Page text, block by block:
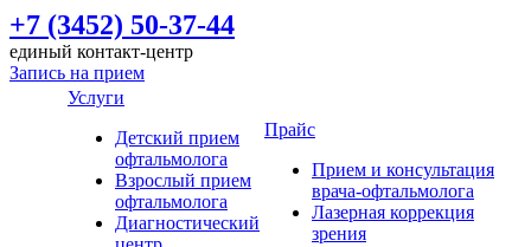
+7 (3452) 50-37-44
единый контакт-центр
Запись на прием
Услуги
Детский прием
офтальмолога
Взрослый прием
офтальмолога
Диагностический
Прайс
Прием и консультация
врача-офтальмолога
Лазерная коррекция
зрения